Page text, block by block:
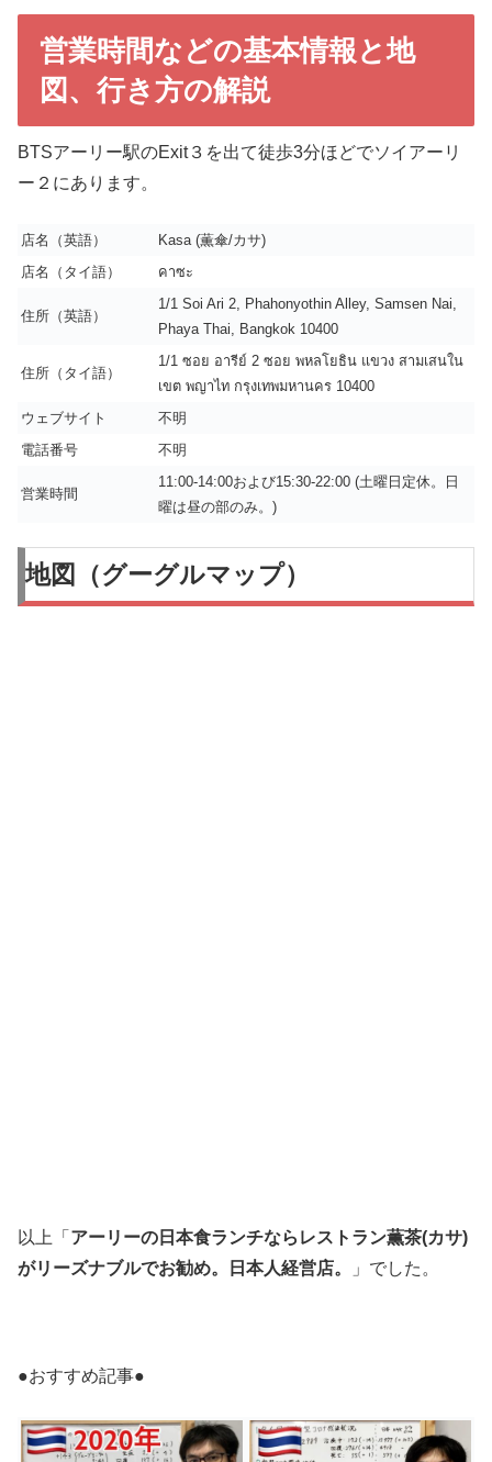
営業時間などの基本情報と地
図、行き方の解説
BTSアーリー駅のExit３を出て徒歩3分ほどでソイアーリ
ー２にあります。
店名（英語）
Kasa (薫傘/カサ)
店名（タイ語）
คาซะ
住所（英語）
1/1 Soi Ari 2, Phahonyothin Alley, Samsen Nai,
Phaya Thai, Bangkok 10400
住所（タイ語）
1/1 ซอย อารีย์ 2 ซอย พหลโยธิน แขวง สามเสนใน
เขต พญาไท กรุงเทพมหานคร 10400
ウェブサイト
不明
電話番号
不明
営業時間
11:00-14:00および15:30-22:00 (土曜日定休。日
曜は昼の部のみ。)
地図（グーグルマップ）
以上「 アーリーの日本食ランチならレストラン薫茶(カサ)
がリーズナブルでお勧め。日本人経営店。
」でした。
●おすすめ記事●